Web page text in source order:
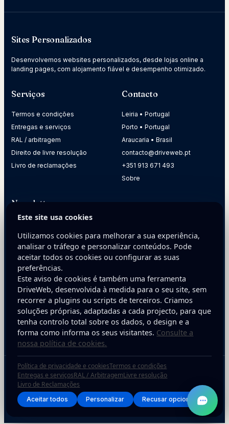
Sites Personalizados
Desenvolvemos websites personalizados, desde lojas online a
landing pages, com alojamento fiável e desempenho otimizado.
Serviços
Termos e condições
Entregas e serviços
RAL / arbitragem
Direito de livre resolução
Livro de reclamações
Contacto
Leiria • Portugal
Porto • Portugal
Araucaria • Brasil
contacto@driveweb.pt
+351 913 671 493
Sobre
Newsletter
sua empresa.
E-mail
Inscreva-se
Copyright © 2025 DriveWeb. Todos os direitos reservados. Desenvolvido por
Política de Privacidade
Este site usa cookies
Utilizamos cookies para melhorar a sua experiência,
analisar o tráfego e personalizar conteúdos. Pode
aceitar todos os cookies ou configurar as suas
preferências.
Este aviso de cookies é também uma ferramenta
DriveWeb, desenvolvida à medida para o seu site, sem
recorrer a plugins ou scripts de terceiros. Criamos
soluções próprias, adaptadas a cada projecto, para que
tenha controlo total sobre os dados, o design e a
forma como informa os seus visitantes. Consulte a
nossa política de cookies.
Política de privacidade e cookiesTermos e condições
Entregas e serviçosRAL / ArbitragemLivre resolução
Livro de Reclamações
Aceitar todos Personalizar Recusar opcionais